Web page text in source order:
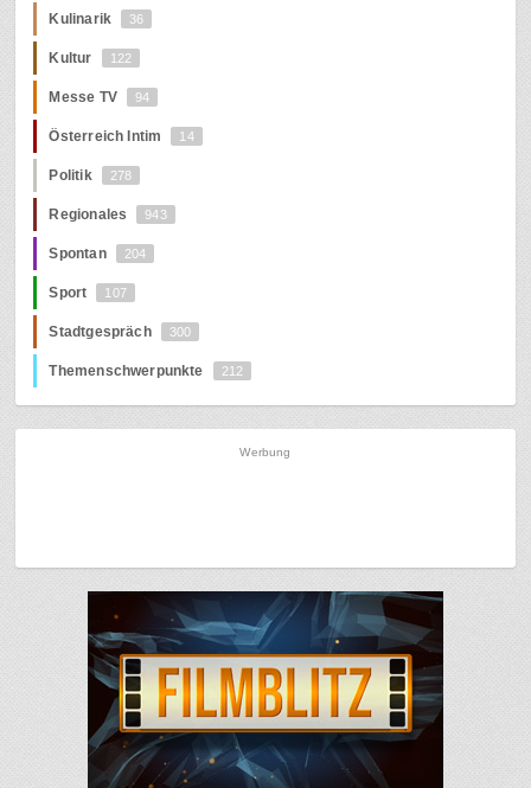
Kulinarik 36
Kultur 122
Messe TV 94
Österreich Intim 14
Politik 278
Regionales 943
Spontan 204
Sport 107
Stadtgespräch 300
Themenschwerpunkte 212
Werbung